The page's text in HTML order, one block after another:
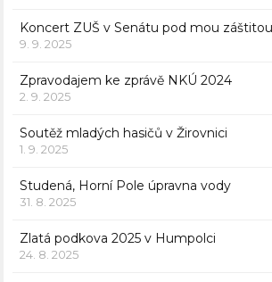
Koncert ZUŠ v Senátu pod mou záštitou
9. 9. 2025
Zpravodajem ke zprávě NKÚ 2024
2. 9. 2025
Soutěž mladých hasičů v Žirovnici
1. 9. 2025
Studená, Horní Pole úpravna vody
31. 8. 2025
Zlatá podkova 2025 v Humpolci
24. 8. 2025